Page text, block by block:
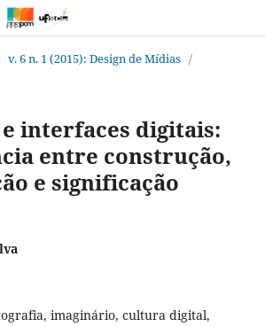
v. 6 n. 1 (2015): Design de Mídias /
interfaces digitais:
entre construção,
e significação
imaginário, cultura digital,